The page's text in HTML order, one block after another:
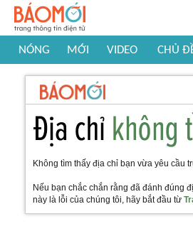
NÓNG MỚI VIDEO CHỦ
#Khám phá thế giới
Không tìm thấy địa chỉ bạn vừa yêu cầu
Nếu bạn chắc chắn rằng đã đánh đúng
này là lỗi của chúng tôi, hãy bắt đầu từ